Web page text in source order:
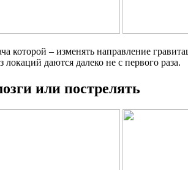
которой – изменять направление
даются далеко не с первого раза.
или пострелять